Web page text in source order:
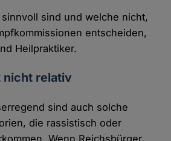
sind und welche nicht,
entscheiden,
Heilpraktiker.
nicht relativ
sind auch solche
die rassistisch oder